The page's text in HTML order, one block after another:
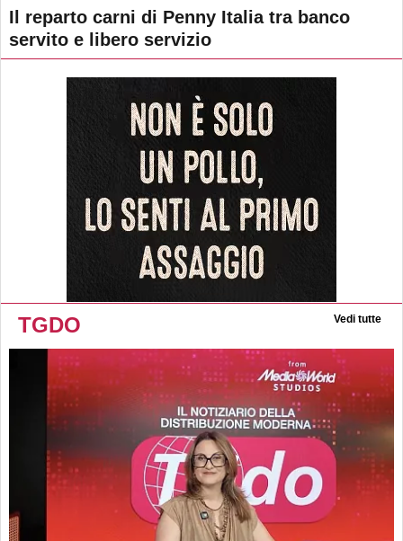
Il reparto carni di Penny Italia tra banco
servito e libero servizio
TGDO Vedi tutte